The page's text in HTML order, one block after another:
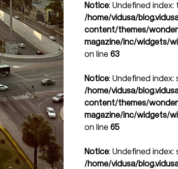
Notice: Undefined index:
/home/vidusa/
content/themes/
magazine/inc/widgets/
on line 63
Notice: Undefined index:
/home/vidusa/
content/themes/
magazine/inc/widgets/
on line 65
Notice: Undefined index:
/home/vidusa/